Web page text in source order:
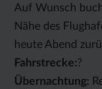
Auf Wunsch
Nähe des
heute Abend
Fahrstrecke:?
Übernachtung: